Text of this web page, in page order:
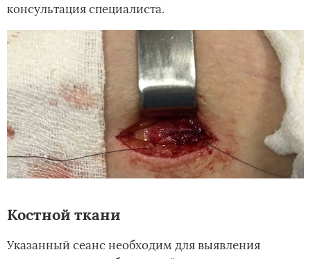
консультация специалиста.
Костной ткани
Указанный сеанс необходим для выявления